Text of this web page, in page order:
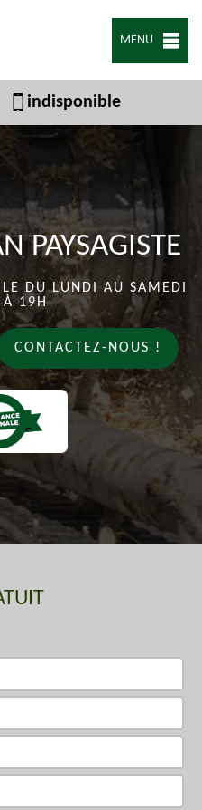
MENU
indisponible
PAYSAGISTE
DU LUNDI AU SAMEDI
À 19H
CONTACTEZ-NOUS !